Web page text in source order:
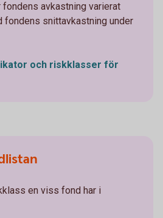
fondens avkastning varierat
fondens snittavkastning under
och riskklasser för
en viss fond har i